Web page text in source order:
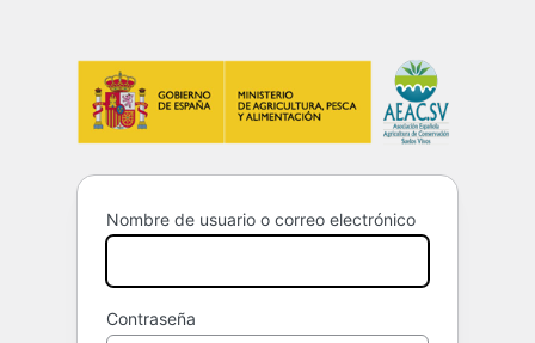
Nombre de usuario o correo electrónico
Contraseña